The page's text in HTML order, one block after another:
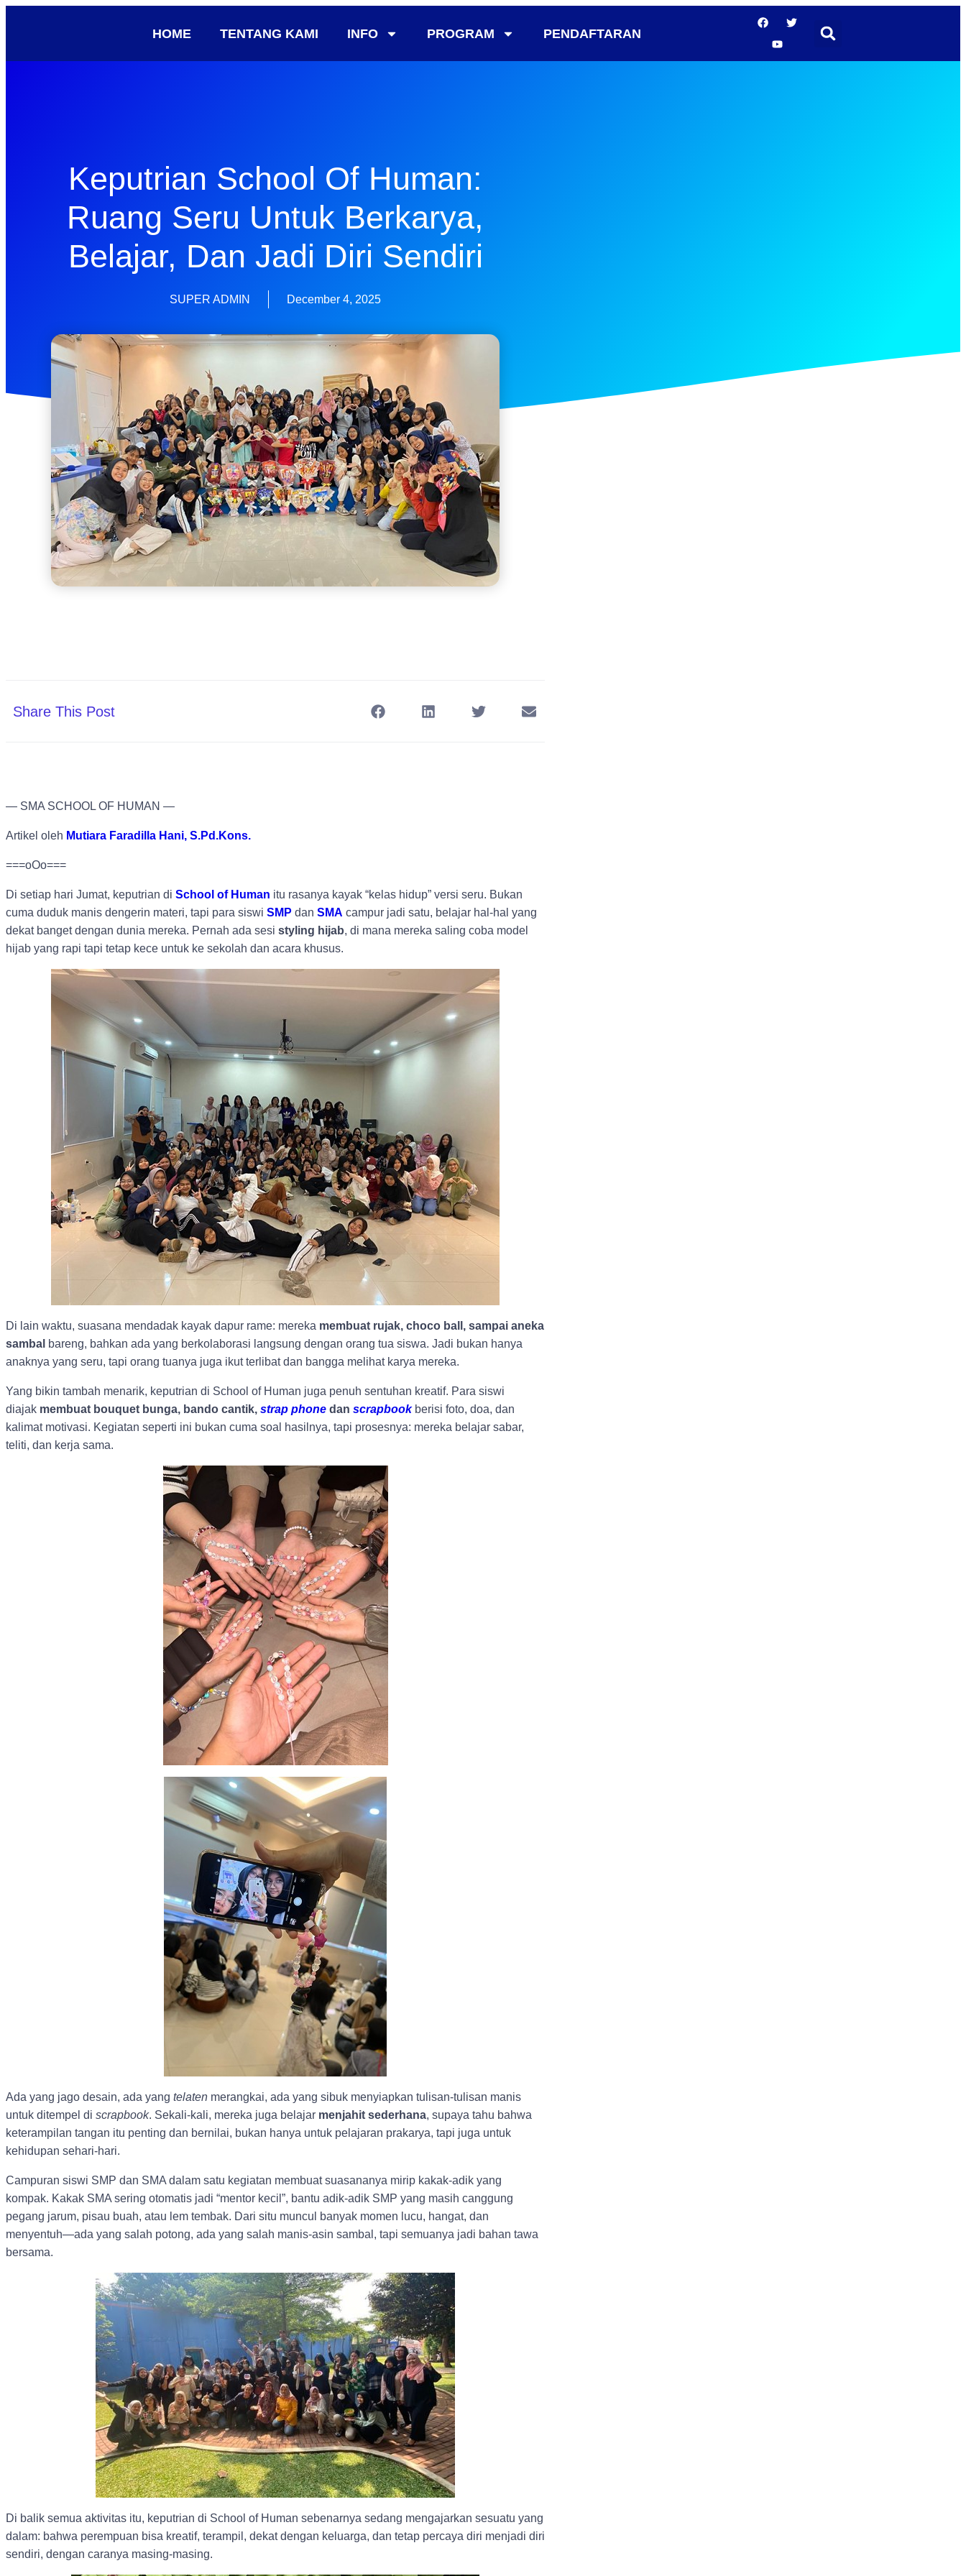
HOME TENTANG KAMI INFO PROGRAM PENDAFTARAN
Keputrian School Of Human:
Ruang Seru Untuk Berkarya,
Belajar, Dan Jadi Diri Sendiri
SUPER ADMIN December 4, 2025
Share This Post
— SMA SCHOOL OF HUMAN —
Artikel oleh Mutiara Faradilla Hani, S.Pd.Kons.
===oOo===
Di setiap hari Jumat, keputrian di School of Human itu rasanya kayak “kelas hidup” versi seru. Bukan
cuma duduk manis dengerin materi, tapi para siswi SMP dan SMA campur jadi satu, belajar hal-hal yang
dekat banget dengan dunia mereka. Pernah ada sesi styling hijab, di mana mereka saling coba model
hijab yang rapi tapi tetap kece untuk ke sekolah dan acara khusus.
Di lain waktu, suasana mendadak kayak dapur rame: mereka membuat rujak, choco ball, sampai aneka
sambal bareng, bahkan ada yang berkolaborasi langsung dengan orang tua siswa. Jadi bukan hanya
anaknya yang seru, tapi orang tuanya juga ikut terlibat dan bangga melihat karya mereka.
Yang bikin tambah menarik, keputrian di School of Human juga penuh sentuhan kreatif. Para siswi
diajak membuat bouquet bunga, bando cantik, strap phone dan scrapbookberisi foto, doa, dan
kalimat motivasi. Kegiatan seperti ini bukan cuma soal hasilnya, tapi prosesnya: mereka belajar sabar,
teliti, dan kerja sama.
Ada yang jago desain, ada yang telaten merangkai, ada yang sibuk menyiapkan tulisan-tulisan manis
untuk ditempel di scrapbook. Sekali-kali, mereka juga belajar menjahit sederhana, supaya tahu bahwa
keterampilan tangan itu penting dan bernilai, bukan hanya untuk pelajaran prakarya, tapi juga untuk
kehidupan sehari-hari.
Campuran siswi SMP dan SMA dalam satu kegiatan membuat suasananya mirip kakak-adik yang
kompak. Kakak SMA sering otomatis jadi “mentor kecil”, bantu adik-adik SMP yang masih canggung
pegang jarum, pisau buah, atau lem tembak. Dari situ muncul banyak momen lucu, hangat, dan
menyentuh—ada yang salah potong, ada yang salah manis-asin sambal, tapi semuanya jadi bahan tawa
bersama.
Di balik semua aktivitas itu, keputrian di School of Human sebenarnya sedang mengajarkan sesuatu yang
dalam: bahwa perempuan bisa kreatif, terampil, dekat dengan keluarga, dan tetap percaya diri menjadi diri
sendiri, dengan caranya masing-masing.